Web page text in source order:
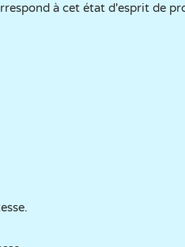
à cet état d'esprit de